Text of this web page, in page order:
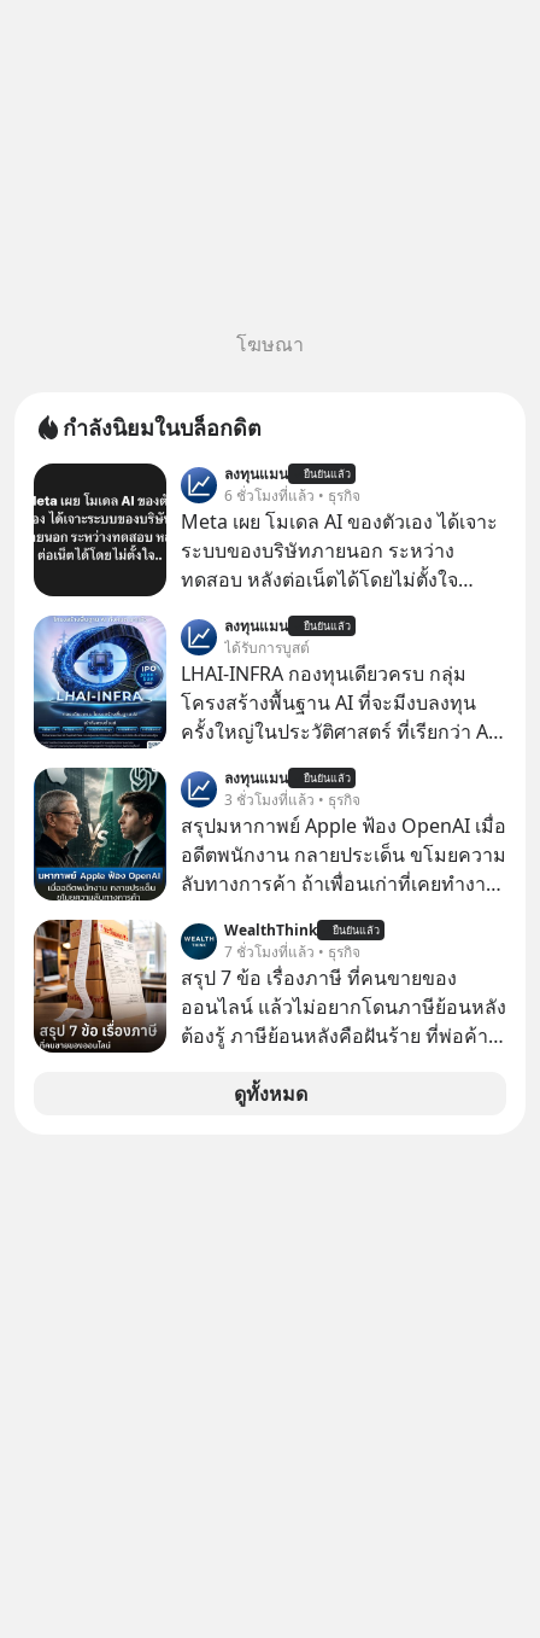
โฆษณา
กำลังนิยมในบล็อกดิต
ลงทุนแมน ยืนยันแล้ว
6 ชั่วโมงที่แล้ว • ธุรกิจ
Meta เผย โมเดล AI ของตัวเอง ได้เจาะ
ระบบของบริษัทภายนอก ระหว่าง
ทดสอบ หลังต่อเน็ตได้โดยไม่ตั้งใจ
ในโมเดล AI ของบริษัท สามารถเชื่อม
ต่ออินเทอร์เน็ต และเจาะเข้าระบบของ
บริการภายนอกรายหนึ่งได้ ระหว่างการ
ทดสอบความปลอดภัยไซเบอร์
ลงทุนแมน ยืนยันแล้ว
ได้รับการบูสต์
LHAI-INFRA กองทุนเดียวครบ กลุ่ม
โครงสร้างพื้นฐาน AI ที่จะมีงบลงทุน
ครั้งใหญ่ในประวัติศาสตร์ ที่เรียกว่า AI
1 เดือนที่ผ่านมา แต่ความจริงคือทั่วโลก
ยังเดินหน้าลงทุน AI อย่างต่อเนื่อง ซึ่ง
ต้องการโครงสร้างพื้นฐานด้าน AI
จำนวนมาก ตั้งแต่เมโมรีชิป เก็บข้อมูล
ลงทุนแมน ยืนยันแล้ว
3 ชั่วโมงที่แล้ว • ธุรกิจ
สรุปมหากาพย์ Apple ฟ้อง OpenAI เมื่อ
อดีตพนักงาน กลายประเด็น ขโมยความ
ลับทางการค้า ถ้าเพื่อนเก่าที่เคยทำงาน
เก่าที่เขาเคยทำไว้ ตอนยังอยู่บริษัท
เดียวกัน
WealthThink ยืนยันแล้ว
7 ชั่วโมงที่แล้ว • ธุรกิจ
สรุป 7 ข้อ เรื่องภาษี ที่คนขายของ
ออนไลน์ แล้วไม่อยากโดนภาษีย้อนหลัง
ต้องรู้ ภาษีย้อนหลังคือฝันร้าย ที่พ่อค้า
ดูทั้งหมด